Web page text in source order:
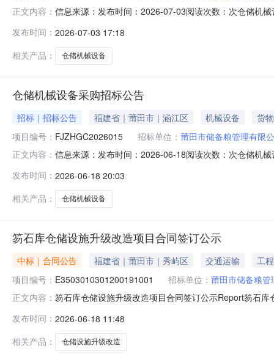
正文内容： 信息来源：发布时间：2026-07-03阅读次数：次仓储机
人人员3为保证产品质量，投标人拟派出的项目负责人具
（不含投标截止时
发布时间： 2026-07-03 17:18
相关产品：
仓储机械设备
仓储机械设备采购招标公告
招标｜招标公告 福建省｜莆田市｜涵江区 机械设备
货物
项目编号： FJZHGC2026015 招标单位： 莆田市储备粮管理有限
正文内容： 信息来源：发布时间：2026-06-18阅读次数：次仓储机
1：采购包预算价:779874元（含税）采购包最高限价
备采
发布时间： 2026-06-18 20:03
相关产品：
仓储机械设备
笏石库仓储设施升级改造项目合同签订公示
中标｜合同公告 福建省｜莆田市｜秀屿区 交通运输
工程
项目编号： E3503010301200191001 招标单位： 莆田市储备粮管
正文内容： 笏石库仓储设施升级改造项目合同签订公示Report笏石
人名称河南第九建设集团有限公司项目负责人何新文项
发布时间： 2026-06-18 11:48
相关产品：
仓储设施升级改造